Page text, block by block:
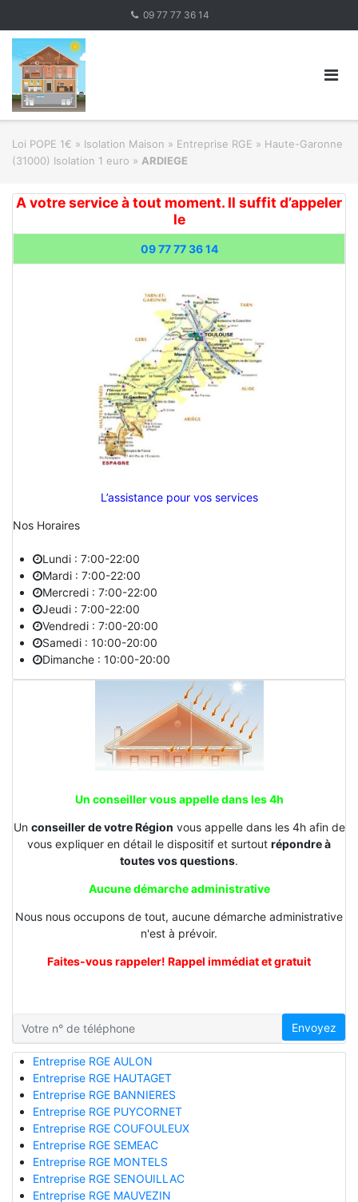
content
09 77 77 36 14
Loi POPE 1€ » Isolation Maison » Entreprise RGE » Haute-Garonne
(31000) Isolation 1 euro » ARDIEGE
A votre service à tout moment. Il suffit d’appeler
le
09 77 77 36 14
L’assistance pour vos services
Nos Horaires
Lundi : 7:00-22:00
Mardi : 7:00-22:00
Mercredi : 7:00-22:00
Jeudi : 7:00-22:00
Vendredi : 7:00-20:00
Samedi : 10:00-20:00
Dimanche : 10:00-20:00
Un conseiller vous appelle dans les 4h
Un conseiller de votre Région vous appelle dans les 4h afin de
vous expliquer en détail le dispositif et surtout répondre à
toutes vos questions.
Aucune démarche administrative
Nous nous occupons de tout, aucune démarche administrative
n'est à prévoir.
Faites-vous rappeler! Rappel immédiat et gratuit
Envoyez
Entreprise RGE AULON
Entreprise RGE HAUTAGET
Entreprise RGE BANNIERES
Entreprise RGE PUYCORNET
Entreprise RGE COUFOULEUX
Entreprise RGE SEMEAC
Entreprise RGE MONTELS
Entreprise RGE SENOUILLAC
Entreprise RGE MAUVEZIN